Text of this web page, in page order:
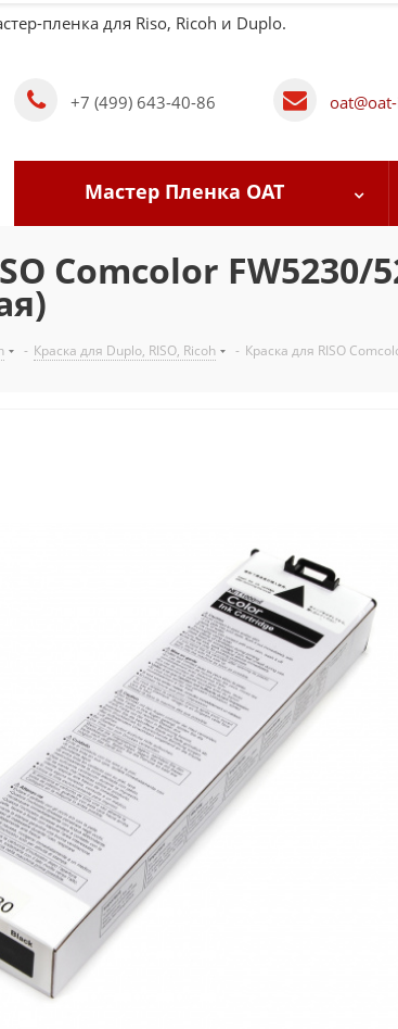
пленка для Riso, Ricoh и Duplo.
+7 (499) 643-40-86
Мастер Пленка OAT
Comcolor FW5230/
- Краска для Duplo, RISO, Ricoh - Краска для RISO